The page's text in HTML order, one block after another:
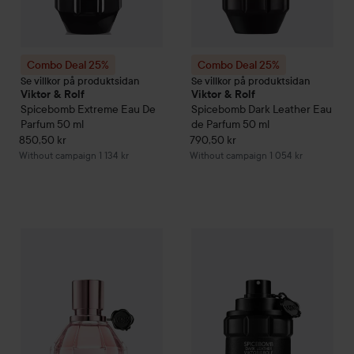
Combo Deal 25%
Se villkor på produktsidan
Viktor & Rolf
Spicebomb Extreme Eau De
Parfum 50 ml
850,50 kr
Without campaign 1 134 kr
Combo Deal 25%
Se villkor på produktsidan
Viktor & Rolf
Spicebomb Dark Leather Eau
de Parfum 50 ml
790,50 kr
Without campaign 1 054 kr